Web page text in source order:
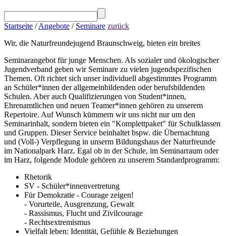
Startseite /Angebote / Seminare zurück
Wir, die Naturfreundejugend Braunschweig, bieten ein breites
Seminarangebot für junge Menschen. Als sozialer und ökologischer
Jugendverband geben wir Seminare zu vielen jugendspezifischen
Themen. Oft richtet sich unser individuell abgestimmtes Programm
an Schüler*innen der allgemeinbildenden oder berufsbildenden
Schulen. Aber auch Qualifizierungen von Student*innen,
Ehrenamtlichen und neuen Teamer*innen gehören zu unserem
Repertoire. Auf Wunsch kümmern wir uns nicht nur um den
Seminarinhalt, sondern bieten ein "Komplettpaket" für Schulklassen
und Gruppen. Dieser Service beinhaltet bspw. die Übernachtung
und (Voll-) Verpflegung in unserm Bildungshaus der Naturfreunde
im Nationalpark Harz. Egal ob in der Schule, im Seminarraum oder
im Harz, folgende Module gehören zu unserem Standardprogramm:
Rhetorik
SV - Schüler*innenvertretung
Für Demokratie - Courage zeigen!
- Vorurteile, Ausgrenzung, Gewalt
- Rassismus, Flucht und Zivilcourage
- Rechtsextremismus
Vielfalt leben: Identität, Gefühle & Beziehungen